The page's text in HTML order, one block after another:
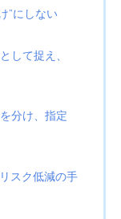
”にしない
して捉え、
分け、指定
スク低減の手